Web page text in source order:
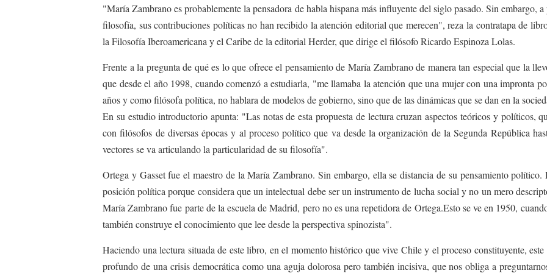
"María Zambrano es probablemente la pensadora de habla hispana más influyente del siglo pasado. Sin embargo,
filosofía, sus contribuciones políticas no han recibido la atención editorial que merecen", reza la contratapa de
la Filosofía Iberoamericana y el Caribe de la editorial Herder, que dirige el filósofo Ricardo Espinoza Lolas.
Frente a la pregunta de qué es lo que ofrece el pensamiento de María Zambrano de manera tan especial que la
que desde el año 1998, cuando comenzó a estudiarla, "me llamaba la atención que una mujer con una impronta
años y como filósofa política, no hablara de modelos de gobierno, sino que de las dinámicas que se dan en la
En su estudio introductorio apunta: "Las notas de esta propuesta de lectura cruzan aspectos teóricos y políticos,
con filósofos de diversas épocas y al proceso político que va desde la organización de la Segunda República
vectores se va articulando la particularidad de su filosofía".
Ortega y Gasset fue el maestro de la María Zambrano. Sin embargo, ella se distancia de su pensamiento
posición política porque considera que un intelectual debe ser un instrumento de lucha social y no un mero
María Zambrano fue parte de la escuela de Madrid, pero no es una repetidora de Ortega.Esto se ve en 1950,
también construye el conocimiento que lee desde la perspectiva spinozista".
Haciendo una lectura situada de este libro, en el momento histórico que vive Chile y el proceso constituyente,
profundo de una crisis democrática como una aguja dolorosa pero también incisiva, que nos obliga a